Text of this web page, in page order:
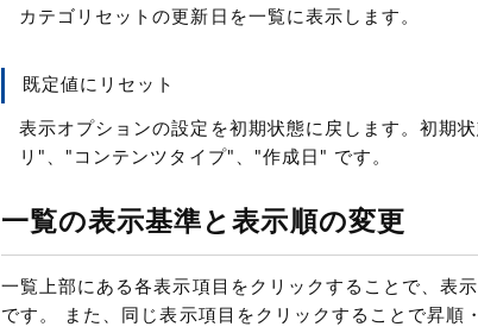
カテゴリセットの更新日を一覧に表示します。
既定値にリセット
表示オプションの設定を初期状態に戻します。初期
リ"、"コンテンツタイプ"、"作成日" です。
一覧の表示基準と表示順の変更
一覧上部にある各表示項目をクリックすることで、表
です。 また、同じ表示項目をクリックすることで昇順